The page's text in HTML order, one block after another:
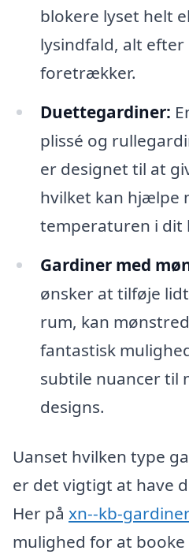
blokere lyset helt
lysindfald, alt efter
foretrækker.
Duettegardiner:
plissé og
er designet til at
hvilket kan hjælpe
temperaturen i dit
Gardiner med
ønsker at tilføje
rum, kan
fantastisk
subtile nuancer til
designs.
Uanset hvilken type
er det vigtigt at have
Her på xn--kb-
mulighed for at